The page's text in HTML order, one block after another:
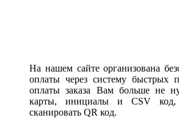
На нашем сайте организована
оплаты через систему быстрых
оплаты заказа Вам больше не
карты, инициалы и CSV код,
сканировать QR код.